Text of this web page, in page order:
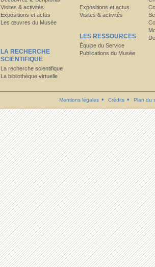
Visites & activités
Expositions et actus
Les œuvres du Musée
LA RECHERCHE
SCIENTIFIQUE
La recherche scientifique
La bibliothèque virtuelle
Expositions et actus
Visites & activités
LES RESSOURCES
Équipe du Service
Publications du Musée
Mentions légales Crédits Plan du